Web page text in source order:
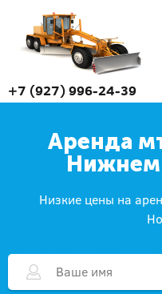
+7 (927) 996-24-39
Аренда
Нижнем
Низкие цены на